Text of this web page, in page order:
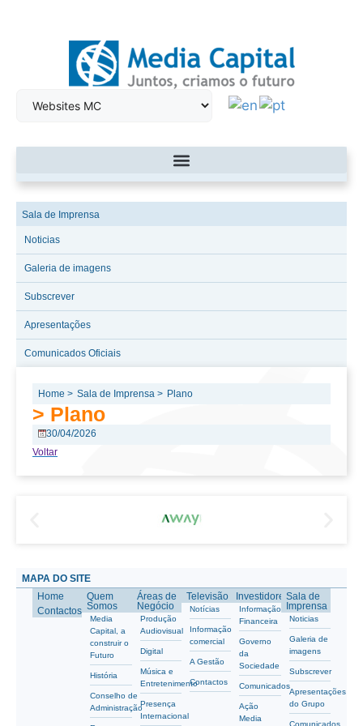
Sala de Imprensa
Noticias
Galeria de imagens
Subscrever
Apresentações
Comunicados Oficiais
Home > Sala de Imprensa > Plano
> Plano
30/04/2026
Voltar
MAPA DO SITE
Home
Contactos
Quem
Somos
Media
Capital, a
construir o
Futuro
História
Conselho de
Administração
Áreas de
Negócio
Produção
Audiovisual
Digital
Música e
Entretenimento
Presença
Internacional
Televisão
Notícias
Informação
comercial
A Gestão
Contactos
Investidores
Informação
Financeira
Governo
da
Sociedade
Comunicados
Ação
Media
Sala de
Imprensa
Noticias
Galeria de
imagens
Subscrever
Apresentações
do Grupo
Comunicados